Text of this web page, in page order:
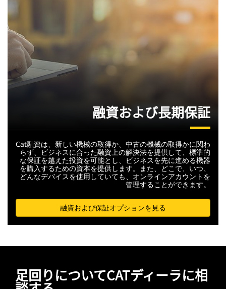
融資および長期保証
Cat融資は、新しい機械の取得か、中古の機械の取得かに関わ
らず、ビジネスに合った融資上の解決法を提供して、標準的
な保証を越えた投資を可能とし、ビジネスを先に進める機器
を購入するための資本を提供します。また、どこで、いつ、
どんなデバイスを使用していても、オンラインアカウントを
管理することができます。
融資および保証オプションを見る
足回りについてCATディーラに相